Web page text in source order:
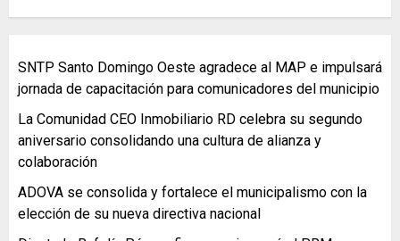
SNTP Santo Domingo Oeste agradece al MAP e impulsará
jornada de capacitación para comunicadores del municipio
La Comunidad CEO Inmobiliario RD celebra su segundo
aniversario consolidando una cultura de alianza y
colaboración
ADOVA se consolida y fortalece el municipalismo con la
elección de su nueva directiva nacional